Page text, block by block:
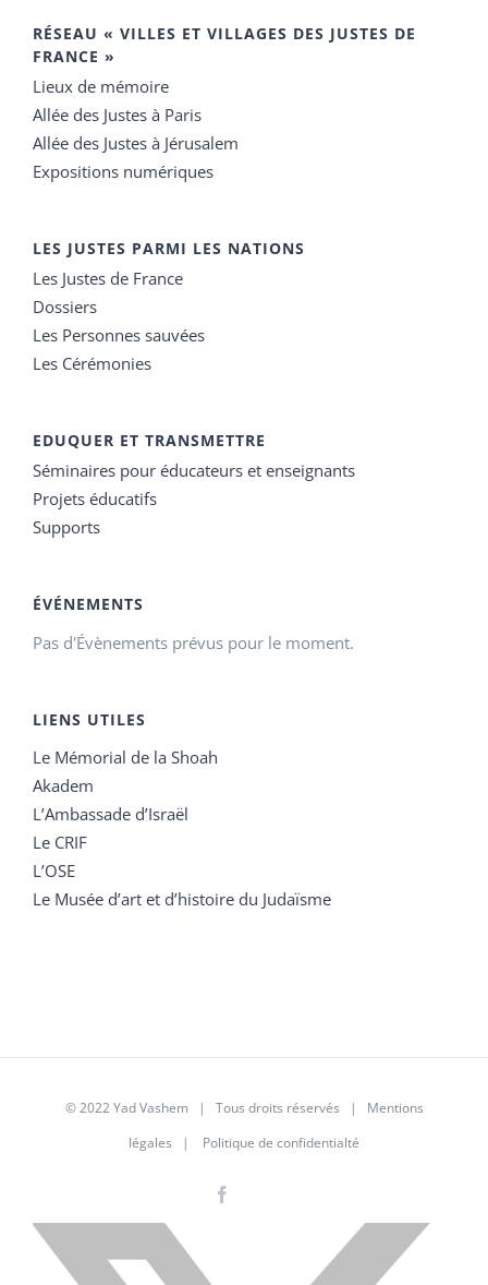
RÉSEAU « VILLES ET VILLAGES DES JUSTES DE
FRANCE »
Lieux de mémoire
Allée des Justes à Paris
Allée des Justes à Jérusalem
Expositions numériques
LES JUSTES PARMI LES NATIONS
Les Justes de France
Dossiers
Les Personnes sauvées
Les Cérémonies
EDUQUER ET TRANSMETTRE
Séminaires pour éducateurs et enseignants
Projets éducatifs
Supports
ÉVÉNEMENTS
Pas d'Évènements prévus pour le moment.
LIENS UTILES
Le Mémorial de la Shoah
Akadem
L’Ambassade d’Israël
Le CRIF
L’OSE
Le Musée d’art et d’histoire du Judaïsme
© 2022 Yad Vashem | Tous droits réservés | Mentions
légales | Politique de confidentialté
X